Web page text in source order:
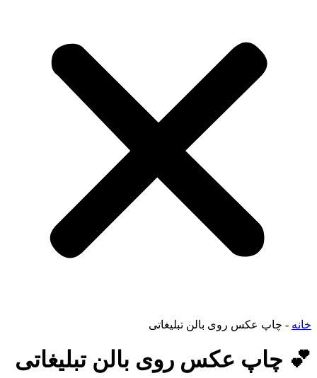
خانه - چاپ عکس روی بالن تبلیغاتی
💕 چاپ عکس روی بالن تبلیغاتی